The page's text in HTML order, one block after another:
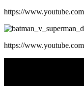
https://
https://